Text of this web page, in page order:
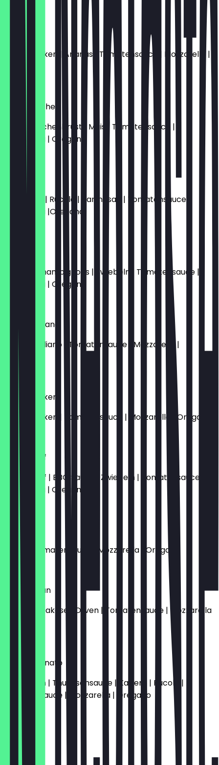
14,50 €
Hawaii
Kochschinken | Ananas | Tomatensauce | Mozzarella |
Oregano
Maishähnchen
Geb.Hähnchenbrust | Mais | Tomatensauce |
Mozzarella | Oregano
14,50 €
Carpaccio
Rinderfilet | Rucola | Parmesan | Tomatensauce |
Mozzarella |Oregano
Salami | Champignons | Zwiebeln | Tomatensauce |
Mozzarella | Oregano
Salami Italiano
Salami-Italiano | Tomatensauce | Mozzarella |
Oregano
12,50 €
Kochschinken
Kochschinken | Tomatensauce | Mozzarella | Oregano
12,50 €
Pulled Beef
Pulled Beef | BBQ Sauce | Zwiebeln | Tomatensauce |
Mozzarella | Oregano
15,50 €
Sucuk
Sucuk | Tomatensauce | Mozzarella | Oregano
13,50 €
Pizza Balkan
Sucuk | Fetakäse | Oliven | Tomatensauce | Mozzarella
| Oregano
Vitello Tonnato
Kalbfleisch | Thunfischsauce | Kapern | Rucola |
Tomatensauce | Mozzarella | Oregano
15,50 €